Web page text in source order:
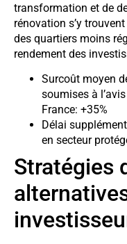
transformation et de
rénovation s’y
des quartiers moins
rendement des
Surcoût moyen
soumises à
France: +35%
Délai
en secteur
Stratégies